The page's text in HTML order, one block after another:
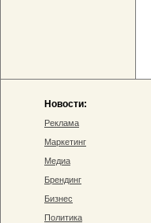
Новости:
Реклама
Маркетинг
Медиа
Брендинг
Бизнес
Политика